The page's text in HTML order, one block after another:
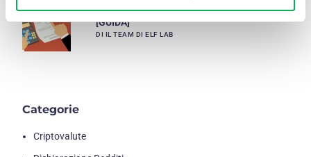
Dichiarare il conto trading in autonomia
[GUIDA]
DI IL TEAM DI ELF LAB
Categorie
Criptovalute